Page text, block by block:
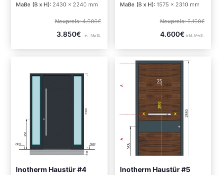
Maße (B x H): 2430 x 2240 mm
Neupreis:4.900€
3.850€ inkl. MwSt.
Maße (B x H):1575 x 2310 mm
Neupreis:6.100€
4.600€ inkl. MwSt.
Inotherm Haustür #4 Inotherm Haustür #5